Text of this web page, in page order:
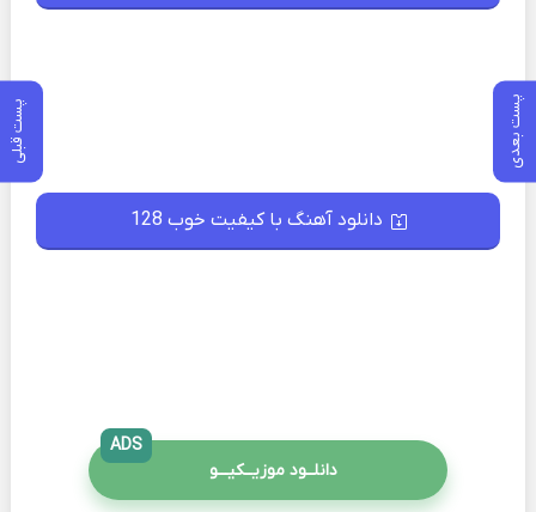
پست بعدی پست قبلی
دانلود آهنگ با کیفیت خوب 128
دانلــود موزیــکیـــو
ADS